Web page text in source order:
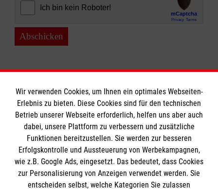
Abschicken
Informationen
Impressum
Datenschutz
Kontakt
Die Malteser
Wir verwenden Cookies, um Ihnen ein optimales Webseiten-
Erlebnis zu bieten. Diese Cookies sind für den technischen
Betrieb unserer Webseite erforderlich, helfen uns aber auch
dabei, unsere Plattform zu verbessern und zusätzliche
Funktionen bereitzustellen. Sie werden zur besseren
Erfolgskontrolle und Aussteuerung von Werbekampagnen,
wie z.B. Google Ads, eingesetzt. Das bedeutet, dass Cookies
zur Personalisierung von Anzeigen verwendet werden. Sie
entscheiden selbst, welche Kategorien Sie zulassen